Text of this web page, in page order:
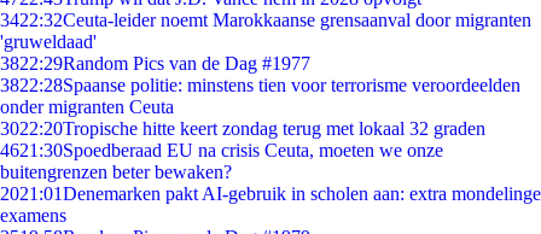
3422:32Ceuta-leider noemt Marokkaanse grensaanval door migranten
'gruweldaad'
3822:29Random Pics van de Dag #1977
3822:28Spaanse politie: minstens tien voor terrorisme veroordeelden
onder migranten Ceuta
3022:20Tropische hitte keert zondag terug met lokaal 32 graden
4621:30Spoedberaad EU na crisis Ceuta, moeten we onze
buitengrenzen beter bewaken?
2021:01Denemarken pakt AI-gebruik in scholen aan: extra mondelinge
examens